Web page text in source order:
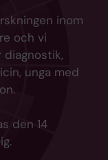
inom
och vi
diagnostik,
unga med
den 14